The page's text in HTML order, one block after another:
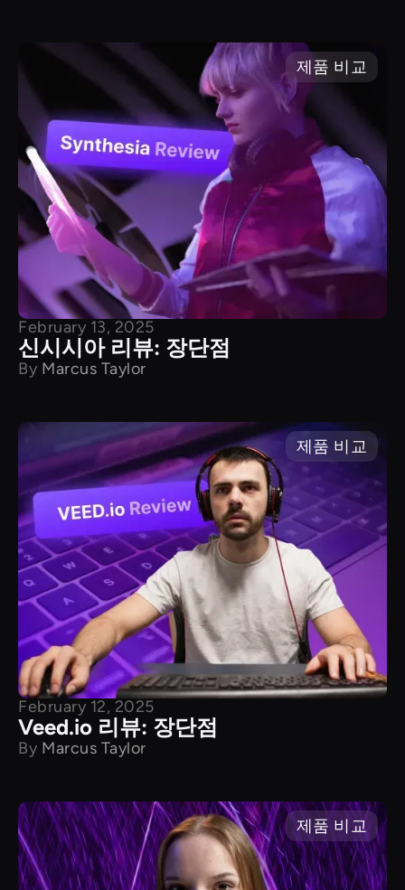
제품 비교
February 13, 2025
신시시아 리뷰: 장단점
By Marcus Taylor
제품 비교
February 12, 2025
Veed.io 리뷰: 장단점
By Marcus Taylor
제품 비교